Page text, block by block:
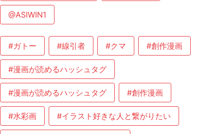
@ASIWIN1
#ガトー #線引者 #クマ #創作漫画
#漫画が読めるハッシュタグ
#漫画が読めるハッシュタグ #創作漫画
#水彩画 #イラスト好きな人と繋がりたい